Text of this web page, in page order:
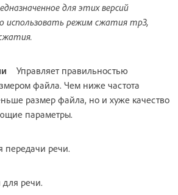
для этих версий
использовать режим сжатия mp3,
Управляет правильностью
файла. Чем ниже частота
размер файла, но и хуже качество
параметры.
речи.
для речи.